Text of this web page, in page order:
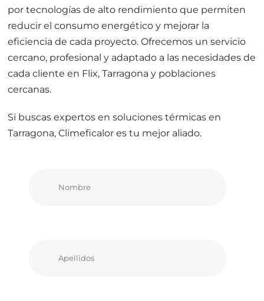
por tecnologías de alto rendimiento que permiten
reducir el consumo energético y mejorar la
eficiencia de cada proyecto. Ofrecemos un servicio
cercano, profesional y adaptado a las necesidades de
cada cliente en Flix, Tarragona y poblaciones
cercanas.
Si buscas expertos en soluciones térmicas en
Tarragona, Climeficalor es tu mejor aliado.